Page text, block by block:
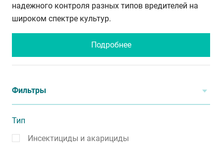
надежного контроля разных типов вредителей на
широком спектре культур.
Подробнее
Фильтры
Тип
Инсектициды и акарициды